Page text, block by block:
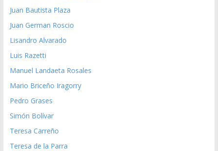
Juan Bautista Plaza
Juan German Roscio
Lisandro Alvarado
Luis Razetti
Manuel Landaeta Rosales
Mario Briceño Iragorry
Pedro Grases
Simón Bolívar
Teresa Carreño
Teresa de la Parra